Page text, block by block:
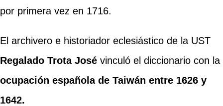
por primera vez en 1716.
El archivero e historiador eclesiástico de la UST
Regalado Trota Josévinculó el diccionario con la
ocupación española de Taiwán entre 1626 y
1642.